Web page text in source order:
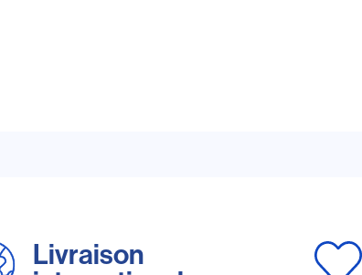
Livraison